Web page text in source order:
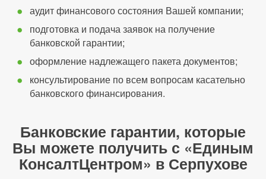
аудит финансового состояния Вашей компании;
подготовка и подача заявок на получение
банковской гарантии;
оформление надлежащего пакета документов;
консультирование по всем вопросам касательно
банковского финансирования.
Банковские гарантии, которые
Вы можете получить с «Единым
КонсалтЦентром» в Серпухове